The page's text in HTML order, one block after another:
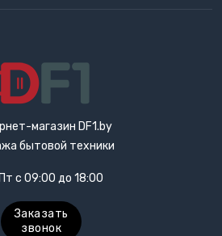
магазин DF1.by
бытовой техники
с 09:00 до 18:00
Заказать
звонок